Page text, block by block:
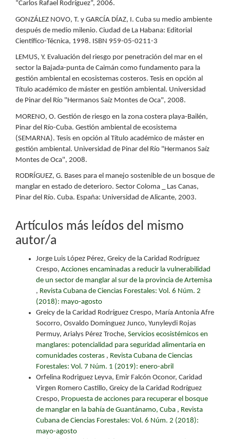
“Carlos Rafael Rodríguez”, 2006.
GONZÁLEZ NOVO, T. y GARCÍA DÍAZ, I. Cuba su medio ambiente
después de medio milenio. Ciudad de La Habana: Editorial
Científico-Técnica, 1998. ISBN 959-05-0211-3
LEMUS, Y. Evaluación del riesgo por penetración del mar en el
sector la Bajada-punta de Caimán como fundamento para la
gestión ambiental en ecosistemas costeros. Tesis en opción al
Título académico de máster en gestión ambiental. Universidad
de Pinar del Río "Hermanos Saíz Montes de Oca", 2008.
MORENO, O. Gestión de riesgo en la zona costera playa-Bailén,
Pinar del Río-Cuba. Gestión ambiental de ecosistema
(SEMARNA). Tesis en opción al Título académico de máster en
gestión ambiental. Universidad de Pinar del Río "Hermanos Saíz
Montes de Oca", 2008.
RODRÍGUEZ, G. Bases para el manejo sostenible de un bosque de
manglar en estado de deterioro. Sector Coloma _ Las Canas,
Pinar del Río. Cuba. España: Universidad de Alicante, 2003.
Artículos más leídos del mismo
autor/a
Jorge Luis López Pérez, Greicy de la Caridad Rodríguez
Crespo, Acciones encaminadas a reducir la vulnerabilidad
de un sector de manglar al sur de la provincia de Artemisa
, Revista Cubana de Ciencias Forestales: Vol. 6 Núm. 2
(2018): mayo-agosto
Greicy de la Caridad Rodríguez Crespo, María Antonia Afre
Socorro, Osvaldo Domínguez Junco, Yunyleydi Rojas
Permuy, Arialys Pérez Troche, Servicios ecosistémicos en
manglares: potencialidad para seguridad alimentaria en
comunidades costeras , Revista Cubana de Ciencias
Forestales: Vol. 7 Núm. 1 (2019): enero-abril
Orfelina Rodriguez Leyva, Emir Falcón Oconor, Caridad
Virgen Romero Castillo, Greicy de la Caridad Rodríguez
Crespo, Propuesta de acciones para recuperar el bosque
de manglar en la bahía de Guantánamo, Cuba , Revista
Cubana de Ciencias Forestales: Vol. 6 Núm. 2 (2018):
mayo-agosto